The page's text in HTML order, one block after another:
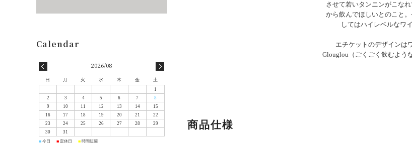
させて若いタンニンがこな
から飲んでほしいとのこと
してはハイレベルなワイ
エチケットのデザインは
Glouglou（ごくごく飲むよう
商品仕様
2026/08
日 月 火 水 木 金
土
1
2
3 4 5 6 7
8
9
10 11 12 13 14
15
16
17 18 19 20 21
22
23
24 25 26 27 28
29
30
31
■ 今日 ■ 定休日 ■ 時間短縮